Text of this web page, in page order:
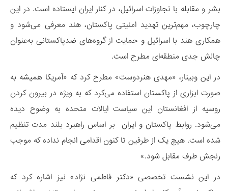
بشر و مقابله با تجاوزات اسرائیل، در کنار ایران ایستاده است. در این
چارچوب، مهم‌ترین تهدید امنیتی پاکستان، هند معرفی می‌شود و
همکاری هند با اسرائیل و حمایت از گروه‌های ضدپاکستانی به‌عنوان
چالش جدی منطقه‌ای مطرح است.
در این وبینار، «مهدی هنردوست» مطرح کرد که «آمریکا همیشه به
صورت ابزاری از پاکستان استفاده می‌کرد که به ویژه در بیرون کردن
روسیه از افغانستان این سیاست ایالات متحده به وضوح دیده
می‌شود. روابط پاکستان و ایران بر اساس راهبرد بلند مدت تنظیم
شده است. هیچ یک از طرفین تا کنون اقدامی انجام نداده که موجب
رنجش طرف مقابل شود.»
در این نشست تخصصی «دکتر فاطمی نژاد» نیز اشاره کرد که